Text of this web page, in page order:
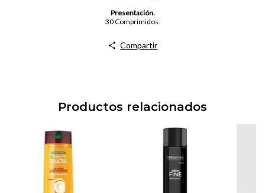
Presentación.
30 Comprimidos.
Compartir
Productos relacionados